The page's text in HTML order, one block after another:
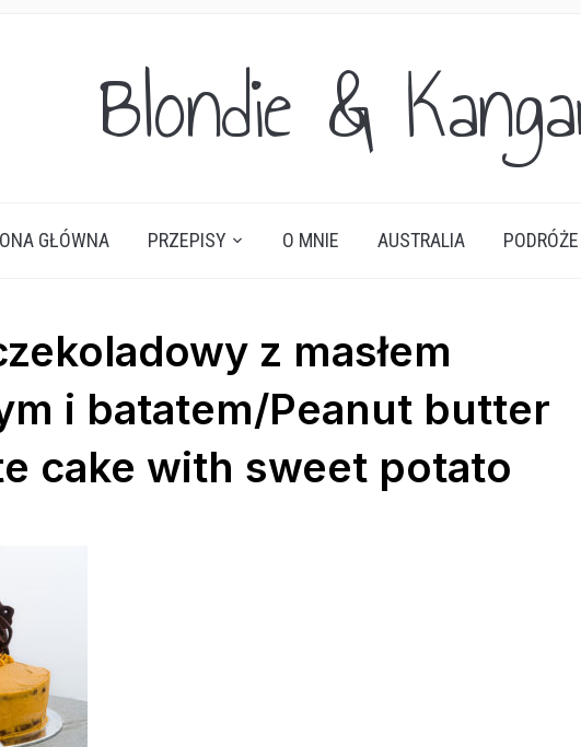
Blondie &
GŁÓWNA PRZEPISY O MNIE AUSTRALIA PODRÓŻE
z masłem
i batatem/Peanut butter
cake with sweet potato